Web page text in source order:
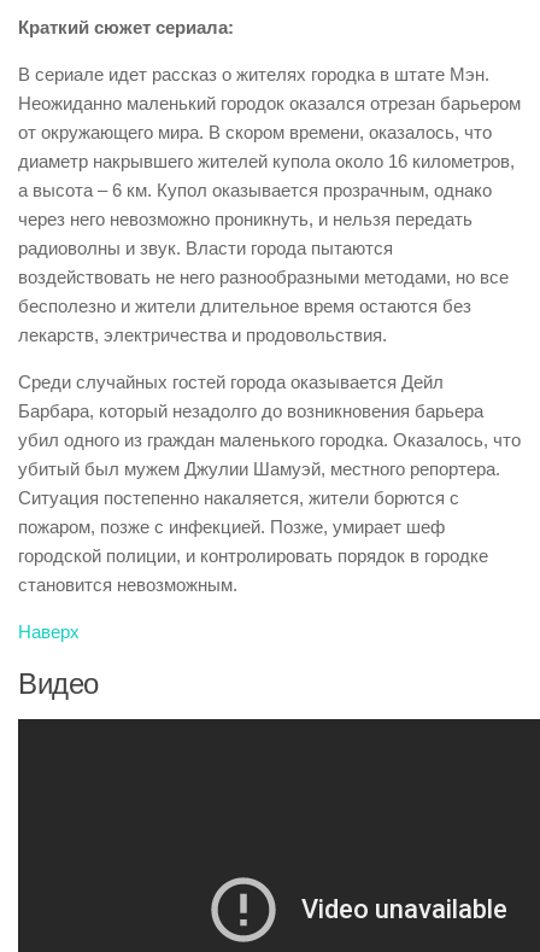
Краткий сюжет сериала:
В сериале идет рассказ о жителях городка в штате Мэн.
Неожиданно маленький городок оказался отрезан барьером
от окружающего мира. В скором времени, оказалось, что
диаметр накрывшего жителей купола около 16 километров,
а высота – 6 км. Купол оказывается прозрачным, однако
через него невозможно проникнуть, и нельзя передать
радиоволны и звук. Власти города пытаются
воздействовать не него разнообразными методами, но все
бесполезно и жители длительное время остаются без
лекарств, электричества и продовольствия.
Среди случайных гостей города оказывается Дейл
Барбара, который незадолго до возникновения барьера
убил одного из граждан маленького городка. Оказалось, что
убитый был мужем Джулии Шамуэй, местного репортера.
Ситуация постепенно накаляется, жители борются с
пожаром, позже с инфекцией. Позже, умирает шеф
городской полиции, и контролировать порядок в городке
становится невозможным.
Наверх
Видео